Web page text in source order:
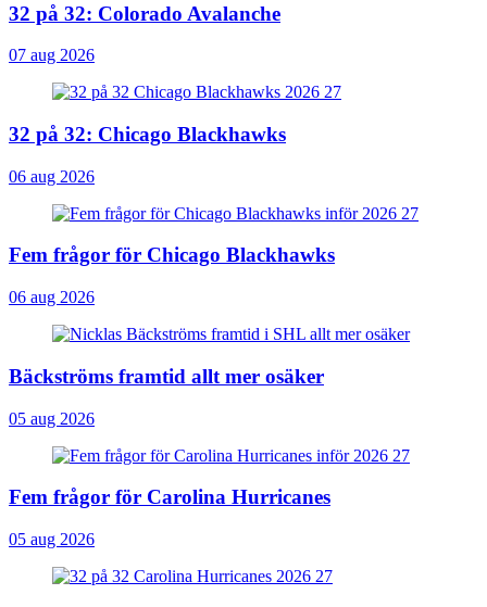
32 på 32: Colorado Avalanche
07 aug 2026
32 på 32: Chicago Blackhawks
06 aug 2026
Fem frågor för Chicago Blackhawks
06 aug 2026
Bäckströms framtid allt mer osäker
05 aug 2026
Fem frågor för Carolina Hurricanes
05 aug 2026